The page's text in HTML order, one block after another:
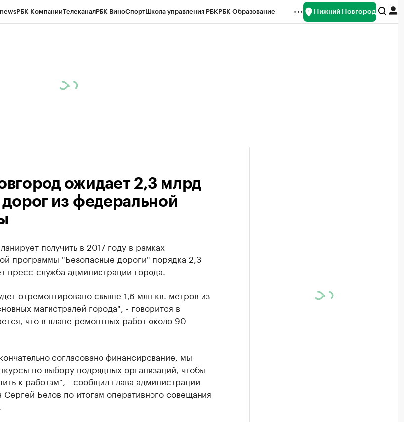
РБК КомпанииТелеканалРБК ВиноСпортШкола управления РБКРБК Образование Нижний Новгород
ожидает 2,3 млрд
из федеральной
получить в 2017 году в рамках
программы "Безопасные дороги" ​порядка 2,3
пресс-служба администрации города.
отремонтировано свыше 1,6 млн кв. метров из
магистралей города", - говорится в
что в плане ремонтных работ около 90
согласовано финансирование, мы
по выбору подрядных организаций, чтобы
к работам", - сообщил глава администрации
Белов по итогам оперативного совещания